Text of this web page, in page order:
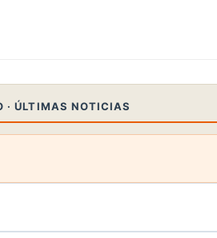
· ÚLTIMAS NOTICIAS